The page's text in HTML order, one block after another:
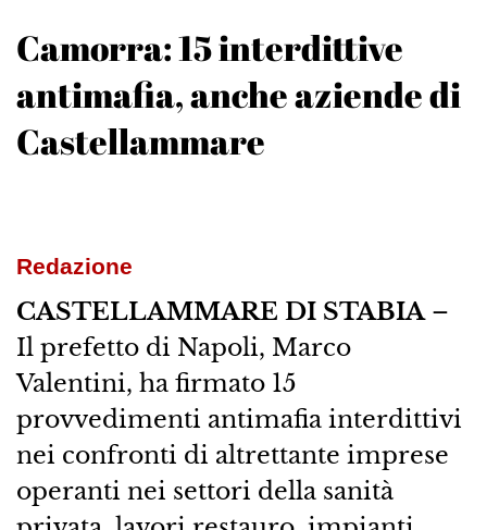
Camorra: 15 interdittive
antimafia, anche aziende di
Castellammare
Redazione
CASTELLAMMARE DI STABIA–
Il prefetto di Napoli, Marco
Valentini, ha firmato 15
provvedimenti antimafia interdittivi
nei confronti di altrettante imprese
operanti nei settori della sanità